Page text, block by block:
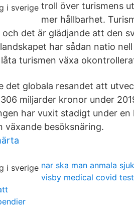
troll över turismens
mer hållbarhet.
det är glädjande att den
har sådan natio­
turismen växa
det globala resandet att
miljarder kronor under
har vuxit stadigt under
växande besöksnäring.
nar ska man anmala
visby medical covid test